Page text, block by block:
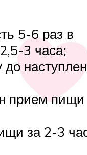
5-6 раз в
3 часа;
до
прием пищи
за 2-3